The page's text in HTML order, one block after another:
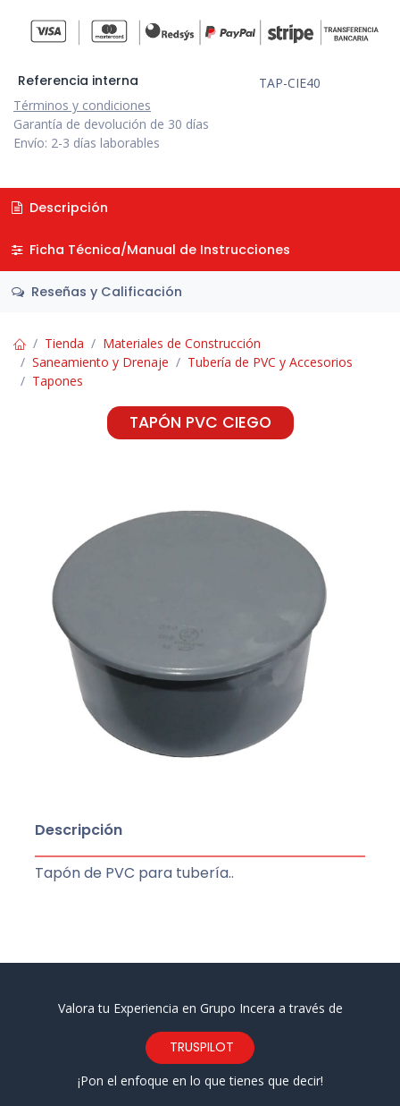
Referencia interna
TAP-CIE40
Términos y condiciones
Garantía de devolución de 30 días
Envío: 2-3 días laborables
Descripción
Ficha Técnica/Manual de Instrucciones
Reseñas y Calificación
Tienda
Materiales de Construcción
Saneamiento y Drenaje
Tubería de PVC y Accesorios
Tapones
TAPÓN PVC CIEGO
Descripción
Tapón de PVC para tubería..
Valora tu Experiencia en Grupo Incera a través de
TRUSPILOT
¡Pon el enfoque en lo que tienes que decir!